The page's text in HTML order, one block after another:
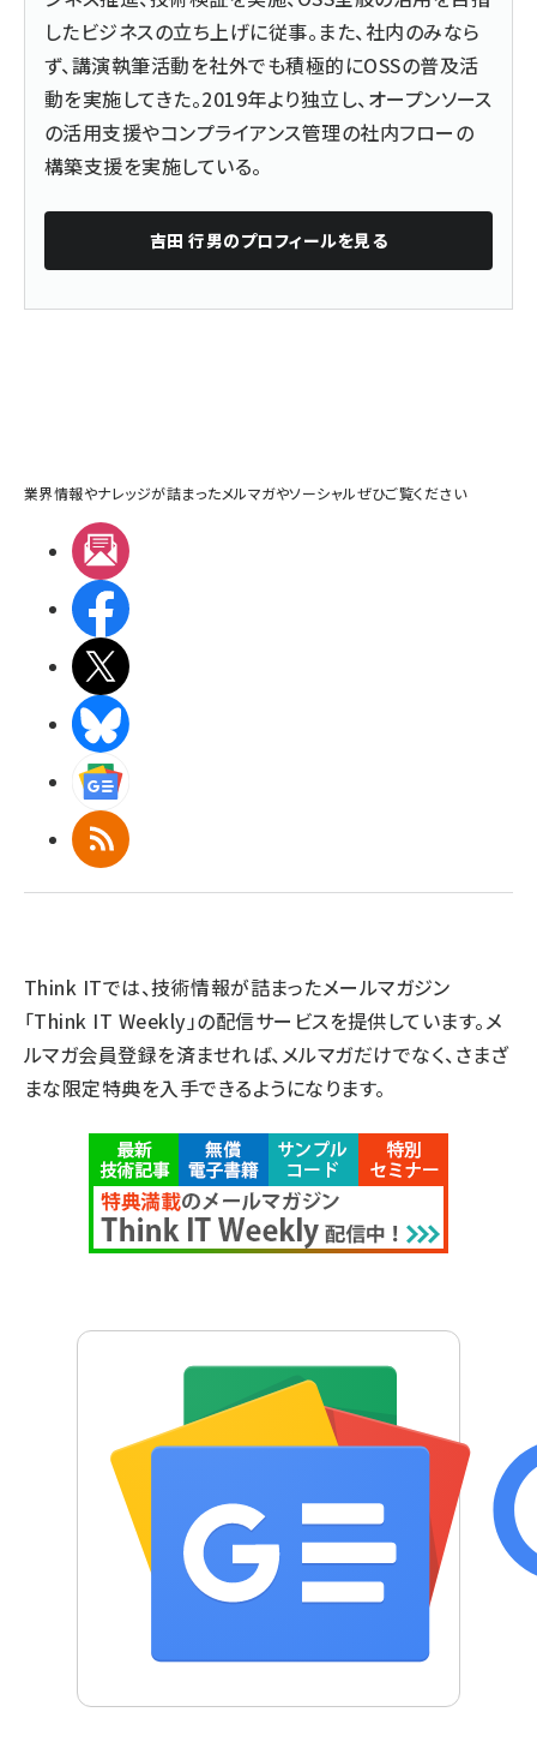
したビジネスの立ち上げに従事。また、社内のみなら
ず、講演執筆活動を社外でも積極的にOSSの普及活
動を実施してきた。2019年より独立し、オープンソース
の活用支援やコンプライアンス管理の社内フローの
構築支援を実施している。
吉田 行男のプロフィールを見る
業界情報やナレッジが詰まったメルマガやソーシャルぜひご覧ください
RSS
Think ITでは、技術情報が詰まったメールマガジン
「Think IT Weekly」の配信サービスを提供しています。メ
ルマガ会員登録を済ませれば、メルマガだけでなく、さまざ
まな限定特典を入手できるようになります。